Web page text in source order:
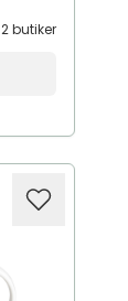
2 butiker